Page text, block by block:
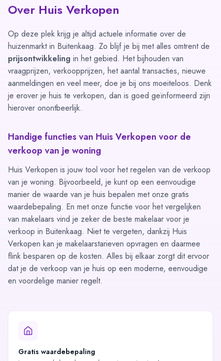
Over Huis Verkopen
Op deze plek krijg je altijd actuele informatie over de
huizenmarkt in Buitenkaag. Zo blijf je bij met alles omtrent de
prijsontwikkeling in het gebied. Het bijhouden van
vraagprijzen, verkoopprijzen, het aantal transacties, nieuwe
aanmeldingen en veel meer, doe je bij ons moeiteloos. Denk
je erover je huis te verkopen, dan is goed geïnformeerd zijn
hierover onontbeerlijk.
Handige functies van Huis Verkopen voor de
verkoop van je woning
Huis Verkopen is jouw tool voor het regelen van de verkoop
van je woning. Bijvoorbeeld, je kunt op een eenvoudige
manier de waarde van je huis bepalen met onze gratis
waardebepaling. En met onze functie voor het vergelijken
van makelaars vind je zeker de beste makelaar voor je
verkoop in Buitenkaag. Niet te vergeten, dankzij Huis
Verkopen kan je makelaarstarieven opvragen en daarmee
flink besparen op de kosten. Alles bij elkaar zorgt dit ervoor
dat je de verkoop van je huis op een moderne, eenvoudige
en voordelige manier regelt.
Gratis waardebepaling